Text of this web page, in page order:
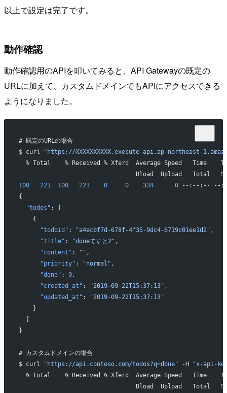
以上で設定は完了です。
動作確認
動作確認用のAPIを叩いてみると、API Gatewayの既定の
URLに加えて、カスタムドメインでもAPIにアクセスできる
ようになりました。
# 既定のURLの場合
$ curl
"https://XXXXXXXXXX.execute-api.ap-northeast-
% Total    % Received % Xferd  Average Speed   Time
Dload  Upload   Total
100
   221
  100
   221
    0
     0
    334
      0
--:--:-- --
{
  "todos"
: [
    {
      "todoid"
: "a4ecbf7d-678f-4f35-9dc4-6719c01ee1d2" ,
      "title"
: "doneてすと2" ,
      "content"
: "" ,
      "priority"
: "normal" ,
      "done"
: 0,
      "created_at"
: "2019-09-22T15:37:13" ,
      "updated_at"
:
"2019-09-22T15:37:13"
    }
}
# カスタムドメインの場合
$ curl
"https://api.contoso.com/todos?q=done" -H
"x-api-
% Total    % Received % Xferd  Average Speed   Time
Dload  Upload   Total